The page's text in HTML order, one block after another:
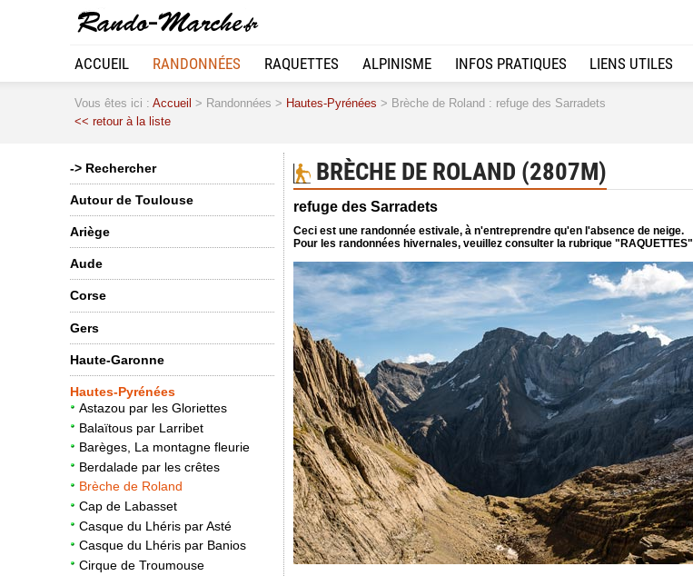
ACCUEIL RANDONNÉES RAQUETTES ALPINISME INFOS PRATIQUES LIENS UTILES
Vous êtes ici : Accueil > Randonnées > Hautes-Pyrénées > Brèche de Roland : refuge des Sarradets
<< retour à la liste
-> Rechercher
Autour de Toulouse
Ariège
Aude
Corse
Gers
Haute-Garonne
Hautes-Pyrénées
Astazou par les Gloriettes
Balaïtous par Larribet
Barèges, La montagne fleurie
Berdalade par les crêtes
Brèche de Roland
Cap de Labasset
Casque du Lhéris par Asté
Casque du Lhéris par Banios
Cirque de Troumouse
BRÈCHE DE ROLAND (2807M)
refuge des Sarradets
Ceci est une randonnée estivale, à n'entreprendre qu'en l'absence de neige.
Pour les randonnées hivernales, veuillez consulter la rubrique "RAQUETTES"